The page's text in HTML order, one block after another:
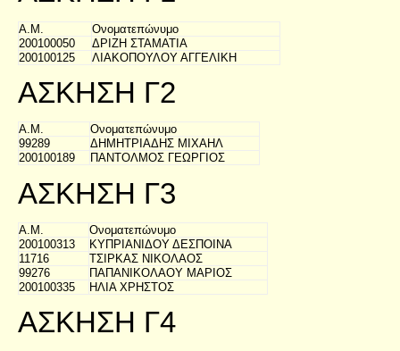
Α.Μ.
Ονοματεπώνυμο
200100050
ΔΡΙΖΗ ΣΤΑΜΑΤΙΑ
200100125
ΛΙΑΚΟΠΟΥΛΟΥ ΑΓΓΕΛΙΚΗ
ΑΣΚΗΣΗ Γ2
Α.Μ.
Ονοματεπώνυμο
99289
ΔΗΜΗΤΡΙΑΔΗΣ ΜΙΧΑΗΛ
200100189
ΠΑΝΤΟΛΜΟΣ ΓΕΩΡΓΙΟΣ
ΑΣΚΗΣΗ Γ3
Α.Μ.
Ονοματεπώνυμο
200100313
ΚΥΠΡΙΑΝΙΔΟΥ ΔΕΣΠΟΙΝΑ
11716
ΤΣΙΡΚΑΣ ΝΙΚΟΛΑΟΣ
99276
ΠΑΠΑΝΙΚΟΛΑΟΥ ΜΑΡΙΟΣ
200100335
ΗΛΙΑ ΧΡΗΣΤΟΣ
ΑΣΚΗΣΗ Γ4